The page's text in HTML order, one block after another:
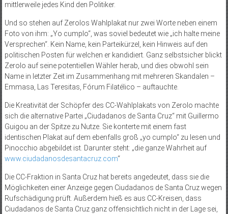
mittlerweile jedes Kind den Politiker.
Und so stehen auf Zerolos Wahlplakat nur zwei Worte neben einem
Foto von ihm: „Yo cumplo“, was soviel bedeutet wie „ich halte meine
Versprechen“. Kein Name, kein Parteikürzel, kein Hinweis auf den
politischen Posten für welchen er kandidiert. Ganz selbstsicher blickt
Zerolo auf seine potentiellen Wähler herab, und dies obwohl sein
Name in letzter Zeit im Zusammenhang mit mehreren Skandalen –
Emmasa, Las Teresitas, Fórum Filatélico – auftauchte.
Die Kreativität der Schöpfer des CC-Wahlplakats von Zerolo machte
sich die alternative Partei „Ciudadanos de Santa Cruz“ mit Guillermo
Guigou an der Spitze zu Nutze. Sie konterte mit einem fast
identischen Plakat auf dem ebenfalls groß „yo cumplo“ zu lesen und
Pinocchio abgebildet ist. Darunter steht: „die ganze Wahrheit auf
www.ciudadanosdesantacruz.com“
Die CC-Fraktion in Santa Cruz hat bereits angedeutet, dass sie die
Möglichkeiten einer Anzeige gegen Ciudadanos de Santa Cruz wegen
Rufschädigung prüft. Außerdem hieß es aus CC-Kreisen, dass
Ciudadanos de Santa Cruz ganz offensichtlich nicht in der Lage sei,